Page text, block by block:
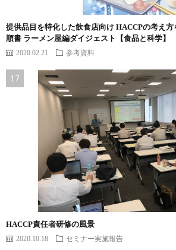
提供品目を特化した飲食店向け HACCPの考え
順書 ラーメン屋編ダイジェスト【食品と科学】
2020.02.21 参考資料
HACCP責任者研修の風景
2020.10.18 セミナー実施報告